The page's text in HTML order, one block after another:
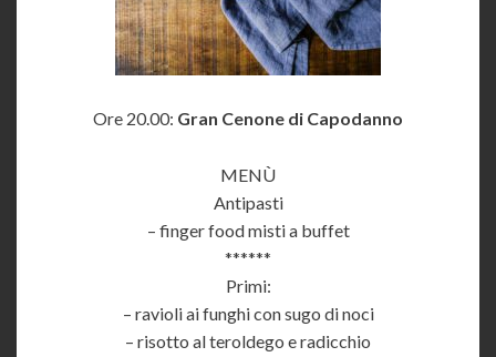
Ore 20.00: Gran Cenone di Capodanno
MENÙ
Antipasti
– finger food misti a buffet
******
Primi:
– ravioli ai funghi con sugo di noci
– risotto al teroldego e radicchio